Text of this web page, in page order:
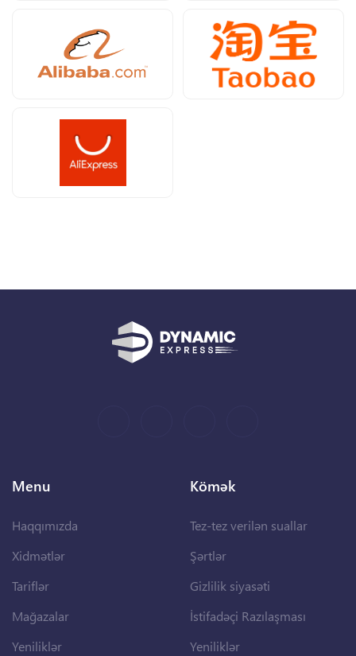
Menu
Haqqımızda
Xidmətlər
Tariflər
Mağazalar
Yeniliklər
Kömək
Tez-tez verilən suallar
Şərtlər
Gizlilik siyasəti
İstifadəçi Razılaşması
Yeniliklər